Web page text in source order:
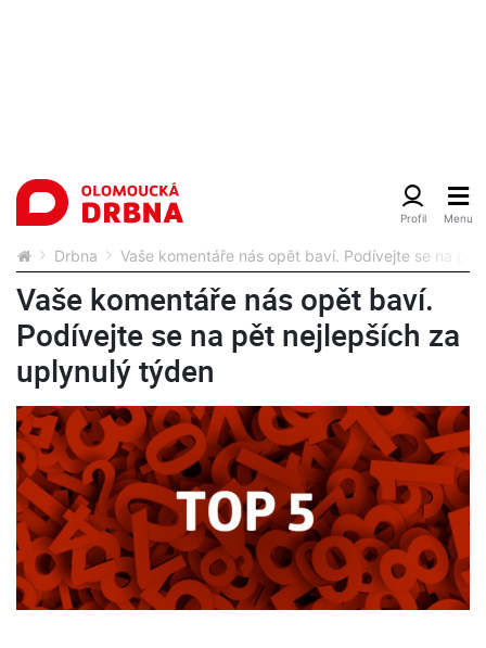
Drbna Vaše komentáře nás opět baví. Podívejte se na
Vaše komentáře nás opět baví.
Podívejte se na pět nejlepších za
uplynulý týden